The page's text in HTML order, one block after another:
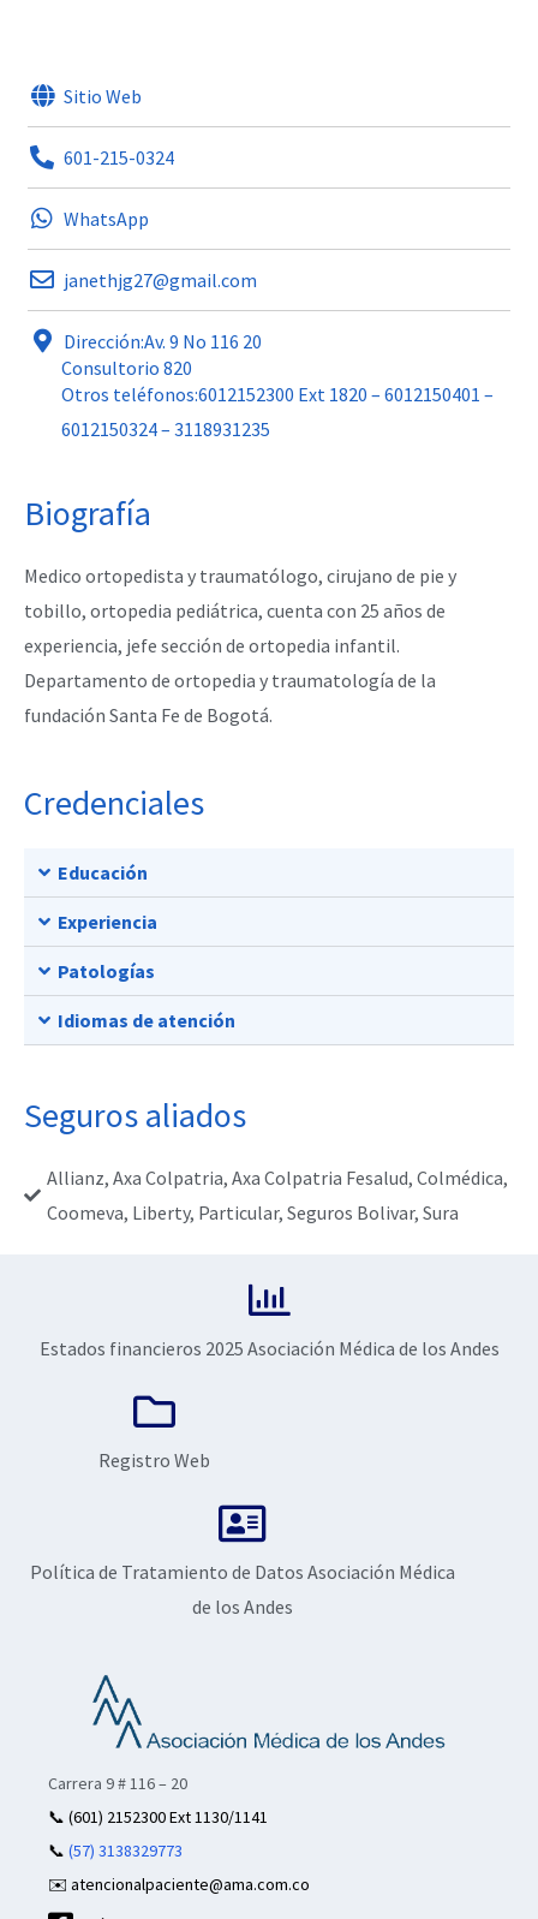
Sitio Web
601-215-0324
WhatsApp
janethjg27@gmail.com
Dirección:Av. 9 No 116 20
Consultorio 820
Otros teléfonos:6012152300 Ext 1820 – 6012150401 –
6012150324 – 3118931235
Biografía
Medico ortopedista y traumatólogo, cirujano de pie y
tobillo, ortopedia pediátrica, cuenta con 25 años de
experiencia, jefe sección de ortopedia infantil.
Departamento de ortopedia y traumatología de la
fundación Santa Fe de Bogotá.
Credenciales
Educación
Experiencia
Patologías
Idiomas de atención
Seguros aliados
Allianz, Axa Colpatria, Axa Colpatria Fesalud, Colmédica,
Coomeva, Liberty, Particular, Seguros Bolivar, Sura
Estados financieros 2025 Asociación Médica de los Andes
Registro Web
Política de Tratamiento de Datos Asociación Médica
de los Andes
Carrera 9 # 116 – 20
📞 (601) 2152300 Ext 1130/1141
📞 (57) 3138329773
✉️ atencionalpaciente@ama.com.co